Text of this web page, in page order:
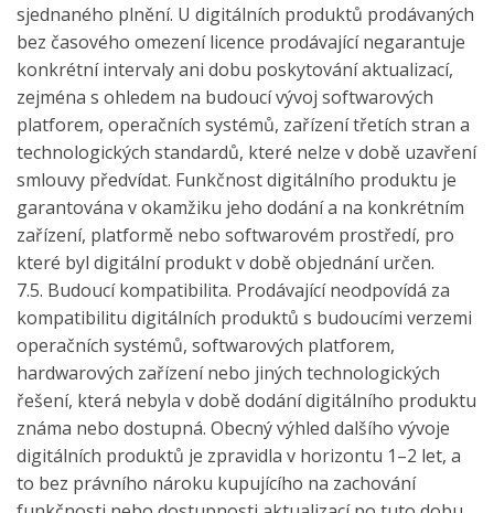
sjednaného plnění. U digitálních produktů prodávaných
bez časového omezení licence prodávající negarantuje
konkrétní intervaly ani dobu poskytování aktualizací,
zejména s ohledem na budoucí vývoj softwarových
platforem, operačních systémů, zařízení třetích stran a
technologických standardů, které nelze v době uzavření
smlouvy předvídat. Funkčnost digitálního produktu je
garantována v okamžiku jeho dodání a na konkrétním
zařízení, platformě nebo softwarovém prostředí, pro
které byl digitální produkt v době objednání určen.
7.5. Budoucí kompatibilita. Prodávající neodpovídá za
kompatibilitu digitálních produktů s budoucími verzemi
operačních systémů, softwarových platforem,
hardwarových zařízení nebo jiných technologických
řešení, která nebyla v době dodání digitálního produktu
známa nebo dostupná. Obecný výhled dalšího vývoje
digitálních produktů je zpravidla v horizontu 1–2 let, a
to bez právního nároku kupujícího na zachování